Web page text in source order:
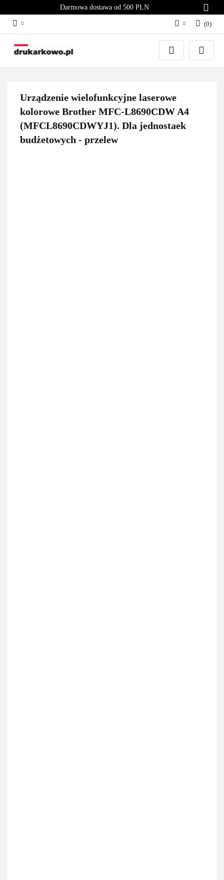
Darmowa dostawa od 500 PLN
Zaloguj się
Załóż konto
(0)
Urządzenie wielofunkcyjne laserowe
kolorowe Brother MFC-L8690CDW A4
(MFCL8690CDWYJ1). Dla jednostaek
budżetowych - przelew